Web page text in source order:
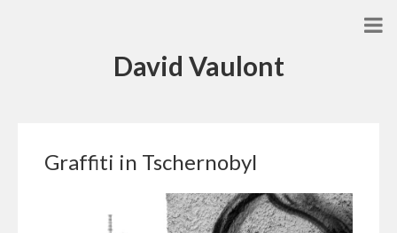
David Vaulont
Graffiti in Tschernobyl